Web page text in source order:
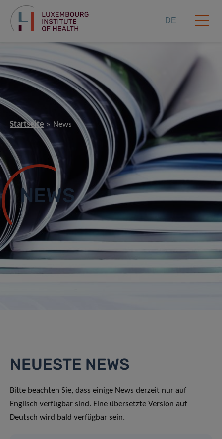
DE
Startseite News
NEWS
NEUESTE NEWS
Bitte beachten Sie, dass einige News derzeit nur auf
Englisch verfügbar sind. Eine übersetzte Version auf
Deutsch wird bald verfügbar sein.